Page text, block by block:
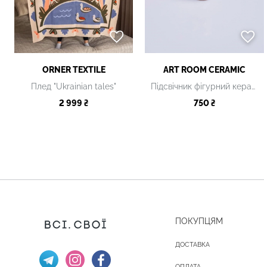
ORNER TEXTILE
Плед "Ukrainian tales"
2 999 ₴
ART ROOM CERAMIC
Підсвічник фігурний керамічний, M
750 ₴
ПОКУПЦЯМ
ДОСТАВКА